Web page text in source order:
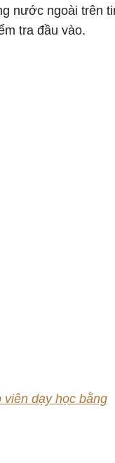
nước ngoài trên
tra đầu vào.
viên dạy học bằng